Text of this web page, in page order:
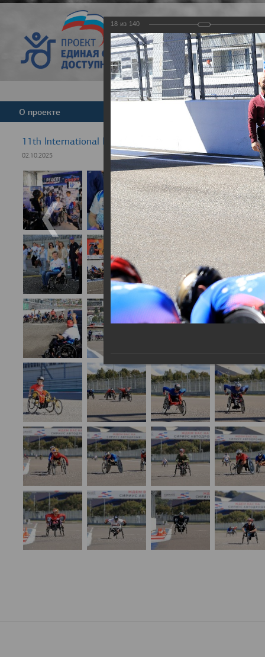
Версия для
О проекте Новости
11th International Rezept-Sport Wheelchair Half
02.10.2025
18 из 140